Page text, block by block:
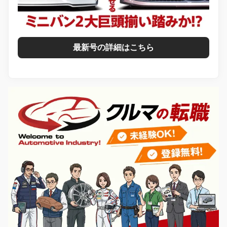
最新号の詳細はこちら